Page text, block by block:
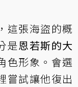
這張海盜的概
是恩若斯的大
色形象。會選
嘗試讓他復出